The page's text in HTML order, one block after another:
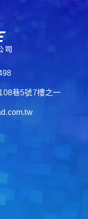
巷5號7樓之一